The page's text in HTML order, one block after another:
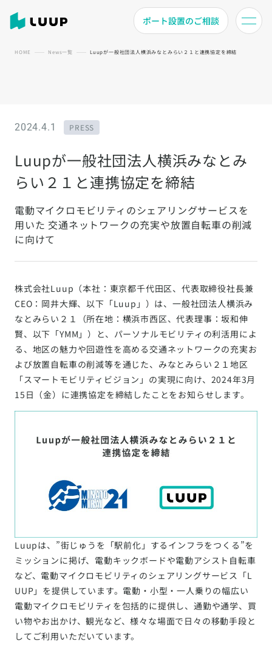
ポート設置のご相談
HOME News一覧 Luupが一般社団法人横浜みなとみらい２１と連携協定を締結
2024.4.1 PRESS
Luupが一般社団法人横浜みなとみ
らい２１と連携協定を締結
電動マイクロモビリティのシェアリングサービスを
用いた 交通ネットワークの充実や放置自転車の削減
に向けて
株式会社Luup（本社：東京都千代田区、代表取締役社長兼
CEO：岡井大輝、以下「Luup」）は、一般社団法人横浜み
なとみらい２１（所在地：横浜市西区、代表理事：坂和伸
賢、以下「YMM」）と、パーソナルモビリティの利活用によ
る、地区の魅力や回遊性を高める交通ネットワークの充実お
よび放置自転車の削減等を通じた、みなとみらい２１地区
「スマートモビリティビジョン」の実現に向け、2024年3月
15日（金）に連携協定を締結したことをお知らせします。
Luupは、”街じゅうを「駅前化」するインフラをつくる”を
ミッションに掲げ、電動キックボードや電動アシスト自転車
など、電動マイクロモビリティのシェアリングサービス「L
UUP」を提供しています。電動・小型・一人乗りの幅広い
電動マイクロモビリティを包括的に提供し、通勤や通学、買
い物やお出かけ、観光など、様々な場面で日々の移動手段と
してご利用いただいています。